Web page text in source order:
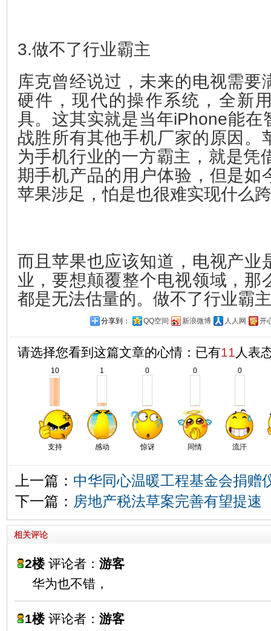
3.做不了行业霸主
库克曾经说过，未来的电视需要
硬件，现代的操作系统，全新
具。这其实就是当年iPhone能在
战胜所有其他手机厂家的原因。
为手机行业的一方霸主，就是凭
期手机产品的用户体验，但是如
苹果涉足，怕是也很难实现什么
而且苹果也应该知道，电视产业
业，要想颠覆整个电视领域，那
都是无法估量的。做不了行业霸
分享到： QQ空间 新浪微博 人人网 开
请选择您看到这篇文章的心情：已有11 人表
10
支持
1
感动
0
惊讶
0
同情
0
流汗
上一篇： 中华同心温暖工程基金会捐赠
下一篇： 房地产税法草案完善有望提速
相关评论
2楼评论者： 游客
华为也不错，
1楼评论者： 游客